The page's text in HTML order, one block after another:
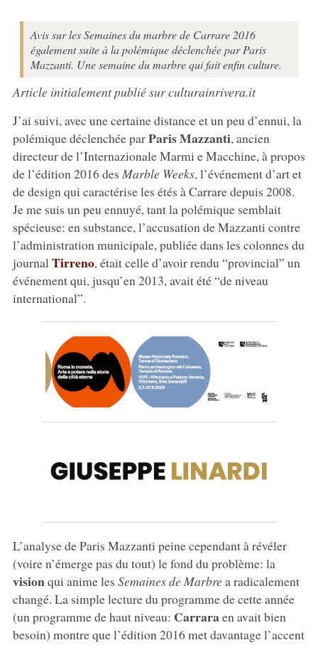
Avis sur les Semaines du marbre de Carrare 2016
également suite à la polémique déclenchée par Paris
Mazzanti. Une semaine du marbre qui fait enfin culture.
Article initialement publié sur culturainrivera.it
J’ai suivi, avec une certaine distance et un peu d’ennui, la
polémique déclenchée parParis Mazzanti, ancien
directeur de l’Internazionale Marmi e Macchine, à propos
de l’édition 2016 des Marble Weeks, l’événement d’art et
de design qui caractérise les étés à Carrare depuis 2008.
Je me suis un peu ennuyé, tant la polémique semblait
spécieuse: en substance, l’accusation de Mazzanti contre
l’administration municipale, publiée dans les colonnes du
journal Tirreno, était celle d’avoir rendu “provincial” un
événement qui, jusqu’en 2013, avait été “de niveau
international”.
L’analyse de Paris Mazzanti peine cependant à révéler
(voire n’émerge pas du tout) le fond du problème: la
visionqui anime les Semaines de Marbrea radicalement
changé. La simple lecture du programme de cette année
(un programme de haut niveau: Carraraen avait bien
besoin) montre que l’édition 2016 met davantage l’accent